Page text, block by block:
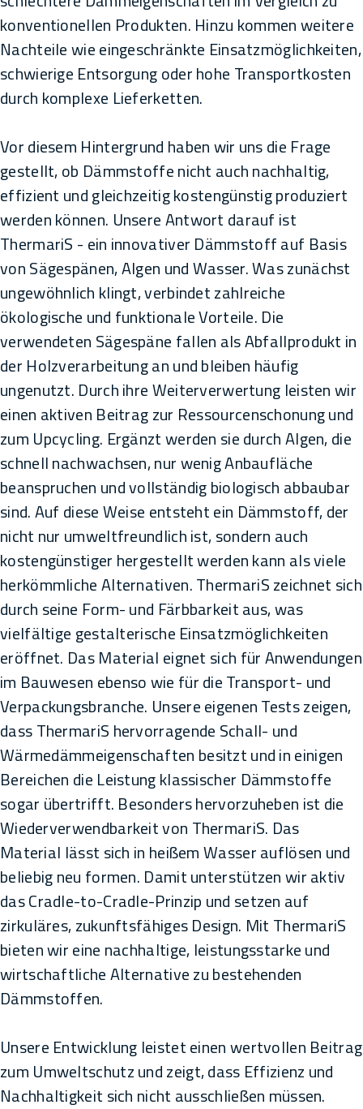
konventionellen Produkten. Hinzu kommen weitere
Nachteile wie eingeschränkte Einsatzmöglichkeiten,
schwierige Entsorgung oder hohe Transportkosten
durch komplexe Lieferketten.
Vor diesem Hintergrund haben wir uns die Frage
gestellt, ob Dämmstoffe nicht auch nachhaltig,
effizient und gleichzeitig kostengünstig produziert
werden können. Unsere Antwort darauf ist
ThermariS - ein innovativer Dämmstoff auf Basis
von Sägespänen, Algen und Wasser. Was zunächst
ungewöhnlich klingt, verbindet zahlreiche
ökologische und funktionale Vorteile. Die
verwendeten Sägespäne fallen als Abfallprodukt in
der Holzverarbeitung an und bleiben häufig
ungenutzt. Durch ihre Weiterverwertung leisten wir
einen aktiven Beitrag zur Ressourcenschonung und
zum Upcycling. Ergänzt werden sie durch Algen, die
schnell nachwachsen, nur wenig Anbaufläche
beanspruchen und vollständig biologisch abbaubar
sind. Auf diese Weise entsteht ein Dämmstoff, der
nicht nur umweltfreundlich ist, sondern auch
kostengünstiger hergestellt werden kann als viele
herkömmliche Alternativen. ThermariS zeichnet sich
durch seine Form- und Färbbarkeit aus, was
vielfältige gestalterische Einsatzmöglichkeiten
eröffnet. Das Material eignet sich für Anwendungen
im Bauwesen ebenso wie für die Transport- und
Verpackungsbranche. Unsere eigenen Tests zeigen,
dass ThermariS hervorragende Schall- und
Wärmedämmeigenschaften besitzt und in einigen
Bereichen die Leistung klassischer Dämmstoffe
sogar übertrifft. Besonders hervorzuheben ist die
Wiederverwendbarkeit von ThermariS. Das
Material lässt sich in heißem Wasser auflösen und
beliebig neu formen. Damit unterstützen wir aktiv
das Cradle-to-Cradle-Prinzip und setzen auf
zirkuläres, zukunftsfähiges Design. Mit ThermariS
bieten wir eine nachhaltige, leistungsstarke und
wirtschaftliche Alternative zu bestehenden
Dämmstoffen.
Unsere Entwicklung leistet einen wertvollen Beitrag
zum Umweltschutz und zeigt, dass Effizienz und
Nachhaltigkeit sich nicht ausschließen müssen.